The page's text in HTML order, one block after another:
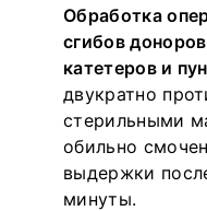
Обработка
сгибов
катетеров и
двукратно
стерильными
обильно
выдержки
минуты.